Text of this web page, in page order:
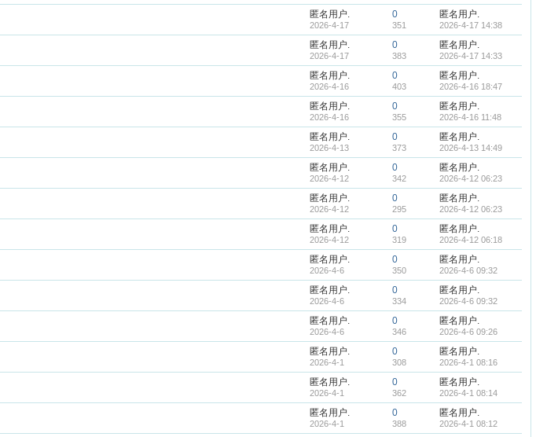
匿名用户.
2026-4-17
0
351
匿名用户.
2026-4-17 14:38
匿名用户.
2026-4-17
0
383
匿名用户.
2026-4-17 14:33
匿名用户.
2026-4-16
0
403
匿名用户.
2026-4-16 18:47
匿名用户.
2026-4-16
0
355
匿名用户.
2026-4-16 11:48
匿名用户.
2026-4-13
0
373
匿名用户.
2026-4-13 14:49
匿名用户.
2026-4-12
0
342
匿名用户.
2026-4-12 06:23
匿名用户.
2026-4-12
0
295
匿名用户.
2026-4-12 06:23
匿名用户.
2026-4-12
0
319
匿名用户.
2026-4-12 06:18
匿名用户.
2026-4-6
0
350
匿名用户.
2026-4-6 09:32
匿名用户.
2026-4-6
0
334
匿名用户.
2026-4-6 09:32
匿名用户.
2026-4-6
0
346
匿名用户.
2026-4-6 09:26
匿名用户.
2026-4-1
0
308
匿名用户.
2026-4-1 08:16
匿名用户.
2026-4-1
0
362
匿名用户.
2026-4-1 08:14
匿名用户.
2026-4-1
0
388
匿名用户.
2026-4-1 08:12